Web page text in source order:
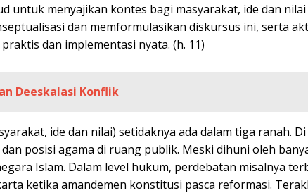
untuk menyajikan kontes bagi masyarakat, ide dan
dan memformulasikan diskursus ini, serta
dan implementasi nyata. (h. 11)
Deeskalasi Konflik
ide dan nilai) setidaknya ada dalam tiga ranah.
posisi agama di ruang publik. Meski dihuni oleh
Islam. Dalam level hukum, perdebatan misalnya
ketika amandemen konstitusi pasca reformasi.